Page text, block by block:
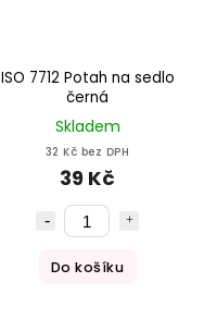
ISO 7712 Potah na sedlo
černá
Skladem
32 Kč bez DPH
39 Kč
Do košíku